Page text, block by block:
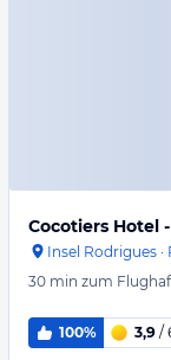
Cocotiers Hotel
Insel Rodrigues ·
30 min zum
100% 3,9 /